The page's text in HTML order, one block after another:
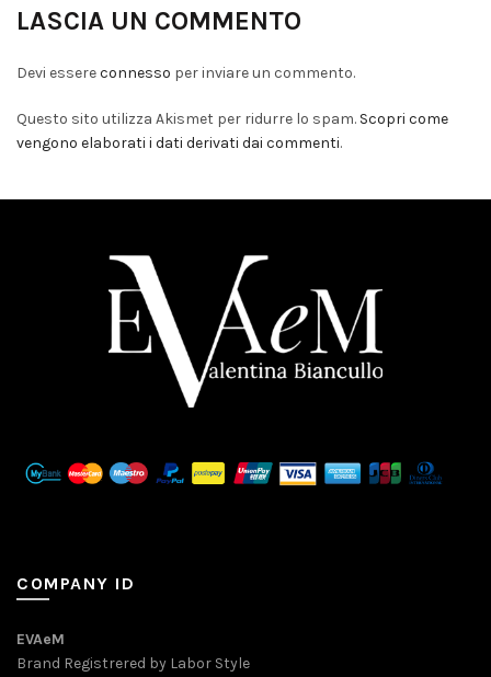
LASCIA UN COMMENTO
Devi essereconnesso per inviare un commento.
Questo sito utilizza Akismet per ridurre lo spam. Scopri come
vengono elaborati i dati derivati dai commenti.
COMPANY ID
EVAeM
Brand Registrered by Labor Style